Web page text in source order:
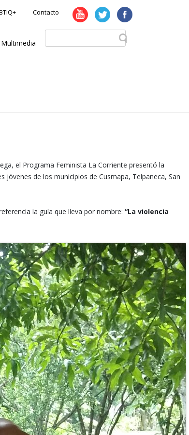
Contacto
Multimedia
el Programa Feminista La Corriente presentó la
de los municipios de Cusmapa, Telpaneca, San
la guía que lleva por nombre: “La violencia